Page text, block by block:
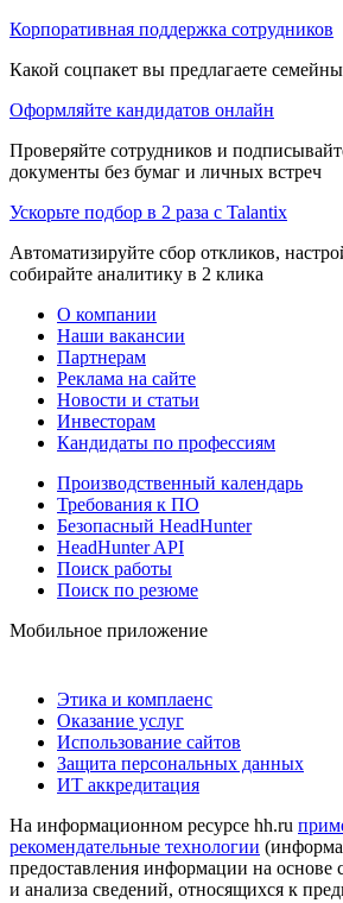
Корпоративная поддержка сотрудников
Какой соцпакет вы предлагаете
Оформляйте кандидатов онлайн
Проверяйте сотрудников и
документы без бумаг и личных встреч
Ускорьте подбор в 2 раза с Talantix
Автоматизируйте сбор откликов,
собирайте аналитику в 2 клика
О компании
Наши вакансии
Партнерам
Реклама на сайте
Новости и статьи
Инвесторам
Кандидаты по профессиям
Производственный календарь
Требования к ПО
Безопасный HeadHunter
HeadHunter API
Поиск работы
Поиск по резюме
Мобильное приложение
Этика и комплаенс
Оказание услуг
Использование сайтов
Защита персональных данных
ИТ аккредитация
На информационном ресурсе hh.ru
рекомендательные технологии
предоставления информации на основе
и анализа сведений, относящихся к